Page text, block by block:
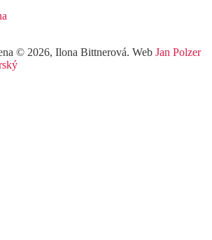
© 2026, Ilona Bittnerová. Web Jan Polzer